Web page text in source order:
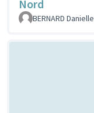
Nord
BERNARD Danielle